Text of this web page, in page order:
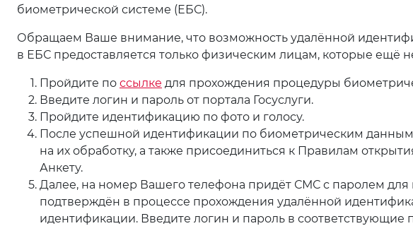
биометрической системе (ЕБС).
Обращаем Ваше внимание, что возможность удалённой
в ЕБС предоставляется только физическим лицам, которые ещё
Пройдите по ссылке для прохождения процедуры
Введите логин и пароль от портала Госуслуги.
Пройдите идентификацию по фото и голосу.
После успешной идентификации по биометрическим
на их обработку, а также присоединиться к Правилам
Анкету.
Далее, на номер Вашего телефона придёт СМС с паролем
подтверждён в процессе прохождения удалённой
идентификации. Введите логин и пароль в соответствующие